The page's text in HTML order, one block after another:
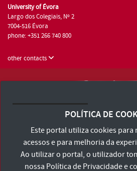
University of Évora
Largo dos Colegiais, Nº 2
7004-516 Évora
phone: +351 266 740 800
other contacts
Terms and Conditions and
Accessibility
POLÍTICA DE
Este portal utiliza cookies
acessos e para melhoria da
Ao utilizar o portal, o utilizador
nossa Política de Privacidadee